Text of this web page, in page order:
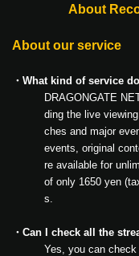
About
About our service
・What kind of service
DRAGONGATE
ding the live
ches and major
events, original
re available for
of only 1650 yen
s.
・Can I check all the
Yes, you can